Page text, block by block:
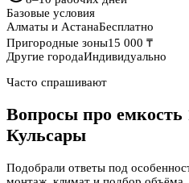
Базовые условия
Алматы и АстанаБесплатно
Пригородные зоны15 000 ₸
Другие городаИндивидуально
Часто спрашивают
Вопросы про емкость
Кульсары
Подобрали ответы под